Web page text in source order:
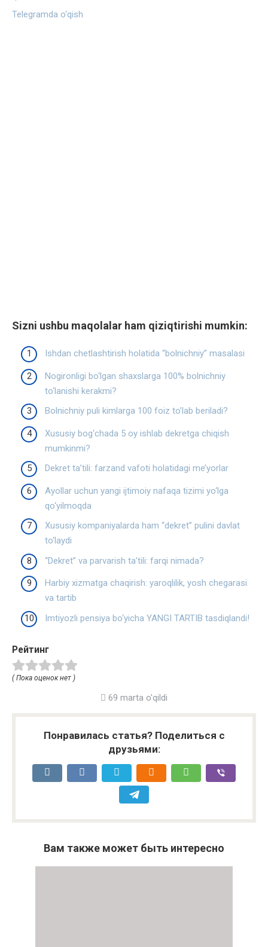
Telegramda o‘qish
Sizni ushbu maqolalar ham qiziqtirishi mumkin:
Ishdan chetlashtirish holatida “bolnichniy” masalasi
Nogironligi bo‘lgan shaxslarga 100% bolnichniy
to‘lanishi kerakmi?
Bolnichniy puli kimlarga 100 foiz to’lab beriladi?
Xususiy bog‘chada 5 oy ishlab dekretga chiqish
mumkinmi?
Dekret ta’tili: farzand vafoti holatidagi me’yorlar
Ayollar uchun yangi ijtimoiy nafaqa tizimi yo‘lga
qo‘yilmoqda
Xususiy kompaniyalarda ham “dekret” pulini davlat
to‘laydi
“Dekret” va parvarish ta’tili: farqi nimada?
Harbiy xizmatga chaqirish: yaroqlilik, yosh chegarasi
va tartib
Imtiyozli pensiya bo‘yicha YANGI TARTIB tasdiqlandi!
Рейтинг
( Пока оценок нет )
69 marta o'qildi
Понравилась статья? Поделиться с
друзьями:
Вам также может быть интересно